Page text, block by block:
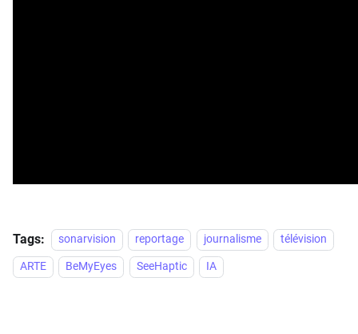
Tags: sonarvision reportage journalisme
télévision
ARTE
BeMyEyes SeeHaptic IA